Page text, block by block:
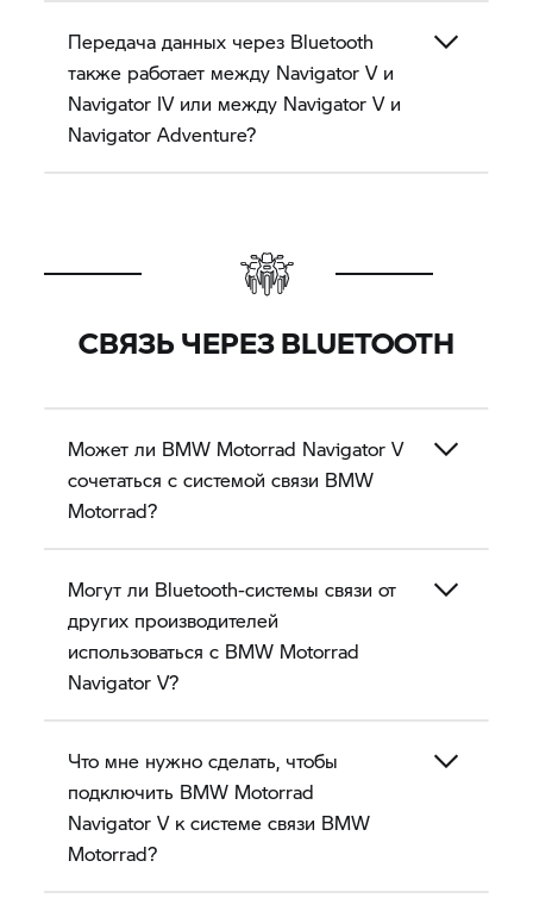
Передача данных через Bluetooth
также работает между Navigator Vи
Navigator IV или между Navigator Vи
Navigator Adventure?
СВЯЗЬ ЧЕРЕЗ BLUETOOTH
Может ли BMW Motorrad Navigator V
сочетаться с системой связи BMW
Motorrad?
Могут ли Bluetooth-системы связи от
других производителей
использоваться с BMW Motorrad
Navigator V?
Что мне нужно сделать, чтобы
подключить BMW Motorrad
Navigator Vк системе связи BMW
Motorrad?